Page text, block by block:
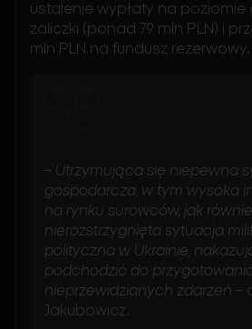
ustalenie wypłaty na poziomie
zaliczki (ponad 79 mln PLN) i
mln PLN na fundusz rezerwowy.
– Utrzymująca się niepewna
gospodarcza, w tym wysoka
na rynku surowców, jak
nierozstrzygnięta sytuacja
polityczna w Ukrainie,
podchodzić do przygotowania
nieprzewidzianych zdarzeń –
Jakubowicz.